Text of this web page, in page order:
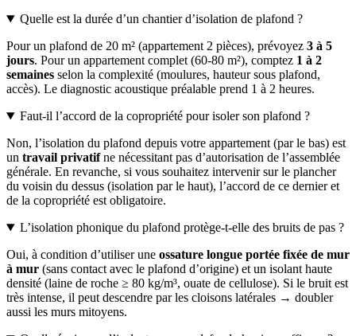
Quelle est la durée d’un chantier d’isolation de plafond ?
Pour un plafond de 20 m² (appartement 2 pièces), prévoyez 3 à 5
jours. Pour un appartement complet (60-80 m²), comptez 1 à 2
semaines selon la complexité (moulures, hauteur sous plafond,
accès). Le diagnostic acoustique préalable prend 1 à 2 heures.
Faut-il l’accord de la copropriété pour isoler son plafond ?
Non, l’isolation du plafond depuis votre appartement (par le bas) est
un travail privatifne nécessitant pas d’autorisation de l’assemblée
générale. En revanche, si vous souhaitez intervenir sur le plancher
du voisin du dessus (isolation par le haut), l’accord de ce dernier et
de la copropriété est obligatoire.
L’isolation phonique du plafond protège-t-elle des bruits de pas ?
Oui, à condition d’utiliser une ossature longue portée fixée de mur
à mur (sans contact avec le plafond d’origine) et un isolant haute
densité (laine de roche ≥ 80 kg/m³, ouate de cellulose). Si le bruit est
très intense, il peut descendre par les cloisons latérales → doubler
aussi les murs mitoyens.